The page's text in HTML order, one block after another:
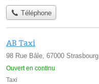
Téléphone
AB Taxi
98 Rue Bâle, 67000 Strasbourg
Ouvert en continu
Taxi